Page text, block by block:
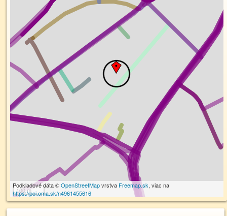
100 m
Podkladové dáta ©OpenStreetMapvrstva Freemap.sk, viac na
https://poi.oma.sk/n4961455616